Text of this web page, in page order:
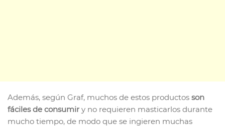
Además, según Graf, muchos de estos productos son
fáciles de consumir y no requieren masticarlos durante
mucho tiempo, de modo que se ingieren muchas